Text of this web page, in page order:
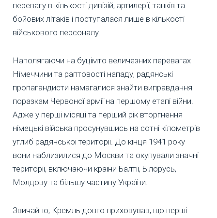
перевагу в кількості дивізій, артилерії, танків та
бойових літаків і поступалася лише в кількості
військового персоналу.
Наполягаючи на буцімто величезних перевагах
Німеччини та раптовості нападу, радянські
пропагандисти намагалися знайти виправдання
поразкам Червоної армії на першому етапі війни.
Адже у перші місяці та перший рік вторгнення
німецькі війська просунувшись на сотні кілометрів
углиб радянської території. До кінця 1941 року
вони наблизилися до Москви та окупували значні
території, включаючи країни Балтії, Білорусь,
Молдову та більшу частину України.
Звичайно, Кремль довго приховував, що перші